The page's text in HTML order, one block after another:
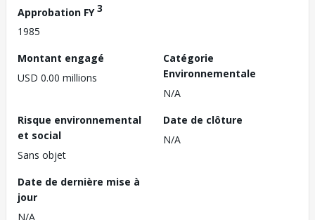
Approbation FY3
1985
Montant engagé
USD 0.00 millions
Catégorie
Environnementale
N/A
Risque environnemental
et social
Sans objet
Date de clôture
N/A
Date de dernière mise à
jour
N/A